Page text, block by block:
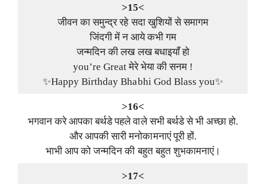
>15<
जीवन का समुन्द्र रहे सदा खुशियों से समागम
जिंदगी में न आये कभी गम
जन्मदिन की लख लख बधाइयाँ हो
you’re Great मेरे भेया की सनम !
✨Happy Birthday Bhabhi God Blass you✨
>16<
भगवान करे आपका बर्थडे पहले वाले सभी बर्थडे से भी अच्छा हो.
और आपकी सारी मनोकामनाएं पूरी हों.
भाभी आप को जन्मदिन की बहुत बहुत शुभकामनाएं।
>17<